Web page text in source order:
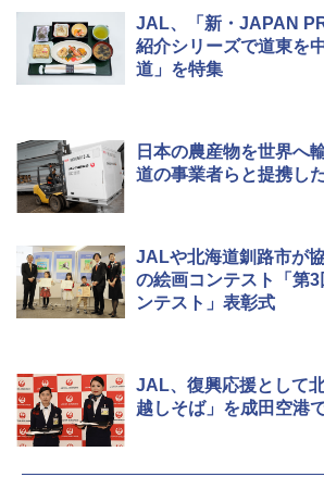
新しい日本地理 地図
解く (講談社現代新書)
広げるだけ パッとサ
ーティング フルクロ
簡単設置 ポップアップ
ュ(BC仕様) PATC-
[キャンパーズコレクシ
広げるだけ パッとサッ
イドプラス ブラック
￥15,990
Across やわらか保冷
1cm ソフト 2個セット
着替えテント トイレテ
通気窓付き】収納袋付
コンパクト
JAL、「新・JAPAN
紹介シリーズで道東を
道」を特集
日本の農産物を世界へ
道の事業者らと提携し
JALや北海道釧路市が
の絵画コンテスト「第
ンテスト」表彰式
JAL、復興応援として
越しそば」を成田空港